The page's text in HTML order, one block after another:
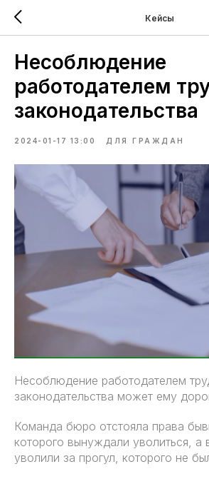
Кейсы
Несоблюдение
работодателем
законодательства
2024-01-17 13:00 ДЛЯ ГРАЖДАН
Несоблюдение работодателем
законодательства может ему
Команда бюро отстояла права
которого вынуждали уволиться,
уволили за прогул, которого не